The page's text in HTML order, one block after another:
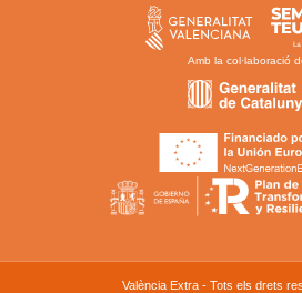
Amb la col·laboració
València Extra - Tots els drets